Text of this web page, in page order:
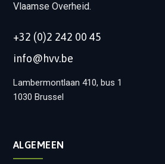
Vlaamse Overheid.
+32 (0)2 242 00 45
info@hvv.be
Lambermontlaan 410, bus 1
1030 Brussel
ALGEMEEN